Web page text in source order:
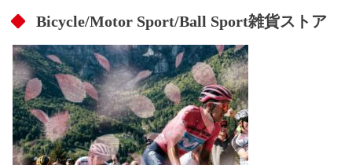
Bicycle/Motor Sport/Ball Sport雑貨ストア